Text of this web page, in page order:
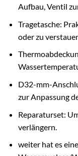
Aufbau, Ventil
Tragetasche:
oder zu
D32-mm-
zur Anpassung
Reparaturset:
verlängern.
weiter hat es